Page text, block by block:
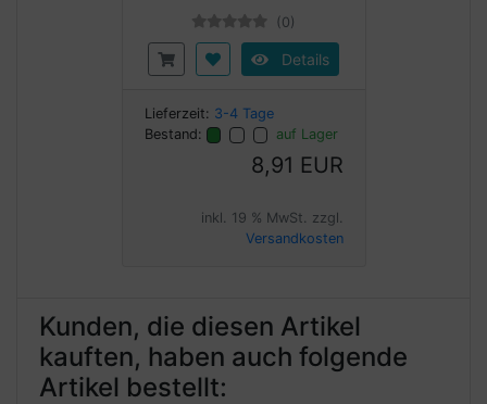
(0)
Details
Lieferzeit: 3-4 Tage
Bestand:
auf Lager
8,91 EUR
inkl. 19 % MwSt. zzgl.
Versandkosten
Kunden, die diesen Artikel
kauften, haben auch folgende
Artikel bestellt: